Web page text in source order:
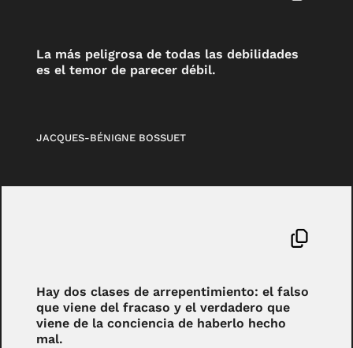
La más peligrosa de todas las debilidades
es el temor de parecer débil.
JACQUES-BÉNIGNE BOSSUET
Hay dos clases de arrepentimiento: el falso
que viene del fracaso y el verdadero que
viene de la conciencia de haberlo hecho
mal.